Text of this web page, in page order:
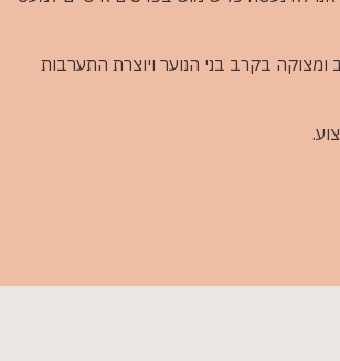
בקרב בני הנוער ויוצרת התערבות